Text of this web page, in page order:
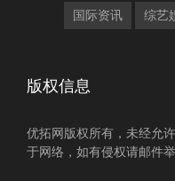
国际资讯 综艺
版权信息
优拓网版权所有，未经允
于网络，如有侵权请邮件举